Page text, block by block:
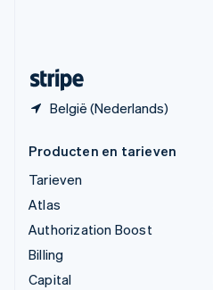
België (Nederlands)
Producten en tarieven
Tarieven
Atlas
Authorization Boost
Billing
Capital